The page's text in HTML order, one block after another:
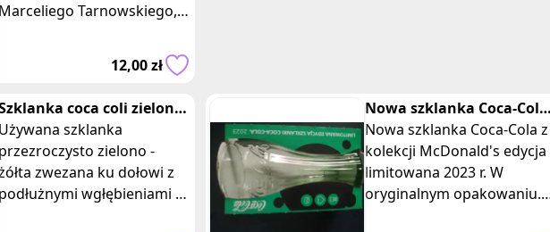
Tarnowskiego,
Zielona Sowa
12,00 zł
coca coli zielona
podłużnymi paskami
szklanka
zielono -
zwezana ku dołowi z
wgłębieniami w
Nowa szklanka Coca-Cola
McDonald's limitowana
edycja zielona
Nowa szklanka Coca-Cola z
kolekcji McDonald's edycja
limitowana 2023 r. W
oryginalnym opakowaniu.